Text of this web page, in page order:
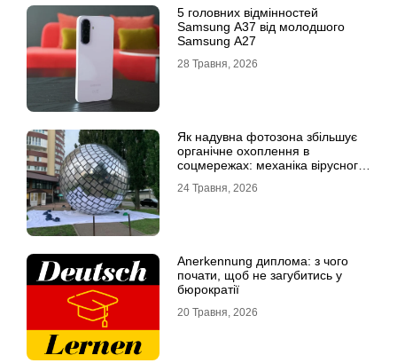
5 головних відмінностей
Samsung A37 від молодшого
Samsung A27
28 Травня, 2026
Як надувна фотозона збільшує
органічне охоплення в
соцмережах: механіка вірусного
24 Травня, 2026
Anerkennung диплома: з чого
почати, щоб не загубитись у
бюрократії
20 Травня, 2026